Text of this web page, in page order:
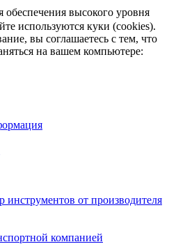
обеспечения высокого уровня
используются куки (cookies).
вы соглашаетесь с тем, что
на вашем компьютере:
инструментов от производителя
компанией